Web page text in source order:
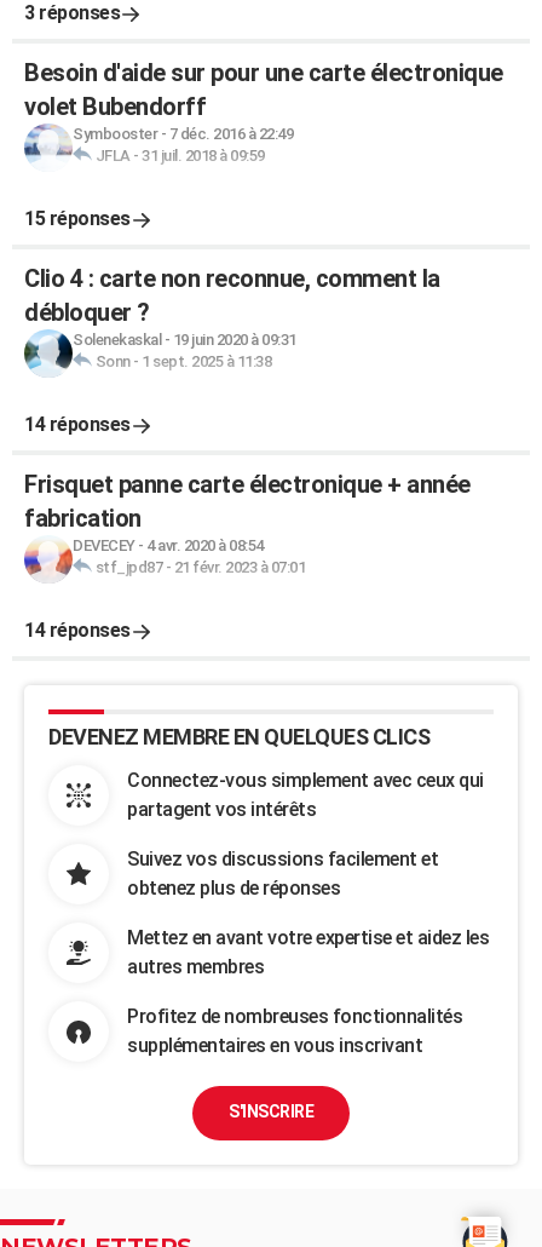
3 réponses
Besoin d'aide sur pour une carte électronique
volet Bubendorff
Symbooster- 7 déc. 2016 à 22:49
JFLA- 31 juil. 2018 à 09:59
15 réponses
Clio 4 : carte non reconnue, comment la
débloquer ?
Solenekaskal - 19 juin 2020 à 09:31
Sonn- 1 sept. 2025 à 11:38
14 réponses
Frisquet panne carte électronique + année
fabrication
DEVECEY- 4 avr. 2020 à 08:54
stf_jpd87- 21 févr. 2023 à 07:01
14 réponses
DEVENEZ MEMBRE EN QUELQUES CLICS
Connectez-vous simplement avec ceux qui
partagent vos intérêts
Suivez vos discussions facilement et
obtenez plus de réponses
Mettez en avant votre expertise et aidez les
autres membres
Profitez de nombreuses fonctionnalités
supplémentaires en vous inscrivant
S'INSCRIRE